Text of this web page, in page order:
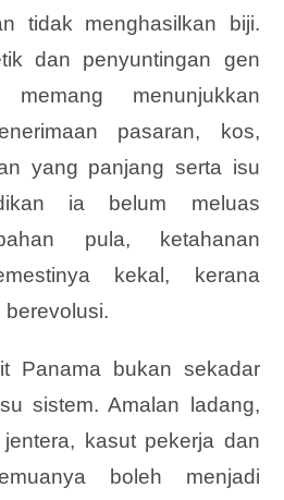
tidak menghasilkan biji.
dan penyuntingan gen
menunjukkan
pasaran, kos,
yang panjang serta isu
ia belum meluas
pula, ketahanan
kekal, kerana
berevolusi.
Panama bukan sekadar
sistem. Amalan ladang,
kasut pekerja dan
boleh menjadi